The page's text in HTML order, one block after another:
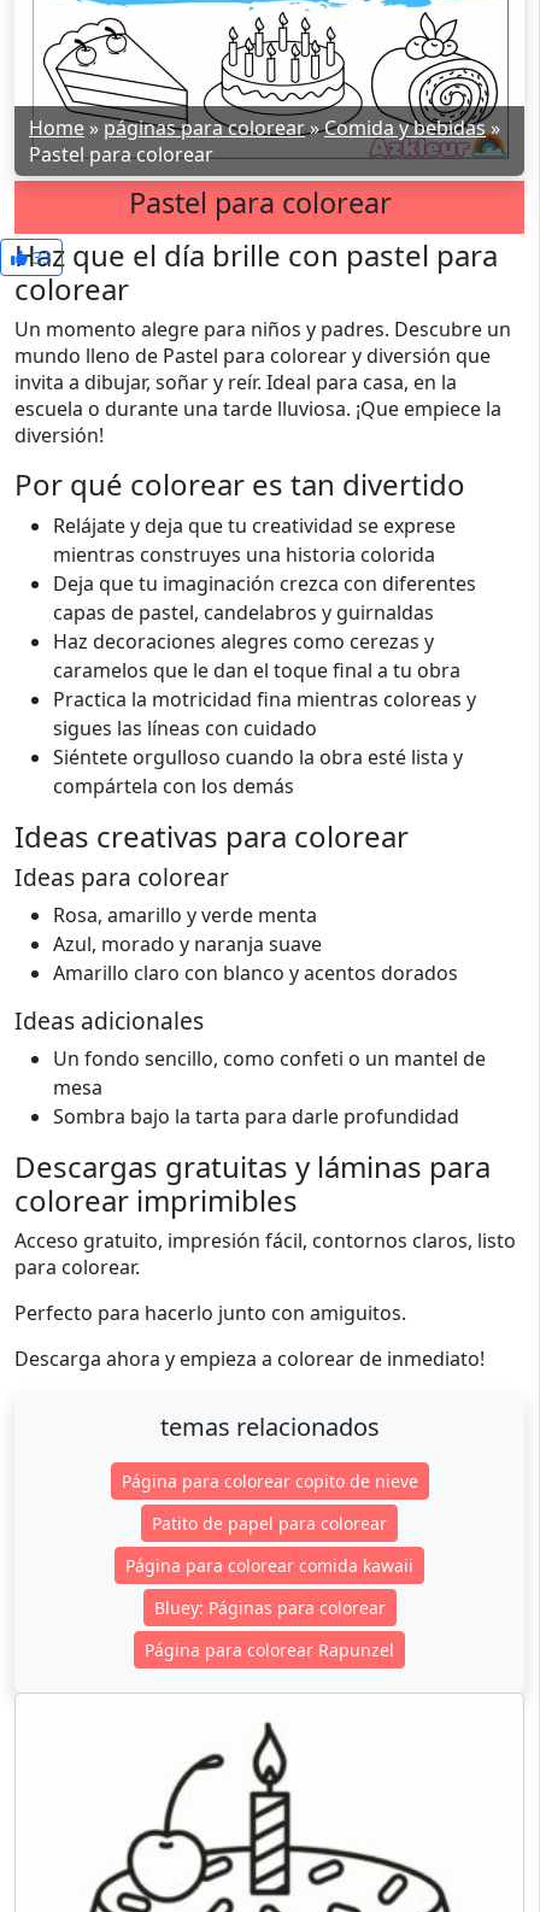
Home » páginas para colorear»Comida y bebidas»
Pastel para colorear
Pastel para colorear
33
Haz que el día brille con pastel para
colorear
Un momento alegre para niños y padres. Descubre un
mundo lleno de Pastel para colorear y diversión que
invita a dibujar, soñar y reír. Ideal para casa, en la
escuela o durante una tarde lluviosa. ¡Que empiece la
diversión!
Por qué colorear es tan divertido
Relájate y deja que tu creatividad se exprese
mientras construyes una historia colorida
Deja que tu imaginación crezca con diferentes
capas de pastel, candelabros y guirnaldas
Haz decoraciones alegres como cerezas y
caramelos que le dan el toque final a tu obra
Practica la motricidad fina mientras coloreas y
sigues las líneas con cuidado
Siéntete orgulloso cuando la obra esté lista y
compártela con los demás
Ideas creativas para colorear
Ideas para colorear
Rosa, amarillo y verde menta
Azul, morado y naranja suave
Amarillo claro con blanco y acentos dorados
Ideas adicionales
Un fondo sencillo, como confeti o un mantel de
mesa
Sombra bajo la tarta para darle profundidad
Descargas gratuitas y láminas para
colorear imprimibles
Acceso gratuito, impresión fácil, contornos claros, listo
para colorear.
Perfecto para hacerlo junto con amiguitos.
Descarga ahora y empieza a colorear de inmediato!
temas relacionados
Página para colorear copito de nieve
Patito de papel para colorear
Página para colorear comida kawaii
Bluey: Páginas para colorear
Página para colorear Rapunzel